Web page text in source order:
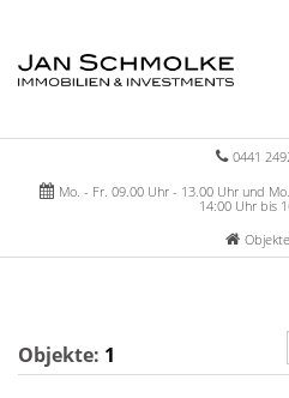
0441
Mo. - Fr. 09.00 Uhr - 13.00 Uhr und
14:00 Uhr bis
Objekte: 1